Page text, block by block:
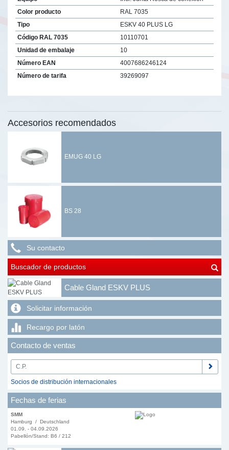
Color producto
RAL 7035
Tipo
ESKV 40 PLUS LG
Código RAL 7035
10110701
Unidad de embalaje
10
Número EAN
4007686246124
Número de tarifa
39269097
Accesorios recomendados
EMUG 40 LG
BS 28
Su contacto
Buscador de productos
Cable Gland ESKV PLUS
Solicitar información
Recargo por latón
Contacto de ventas
Socios de distribución internacionales
Fechas de ferias
SMM
Hamburg / Deutschland
01.09. - 04.09.2026
Pabellón/Stand: B6 / 212